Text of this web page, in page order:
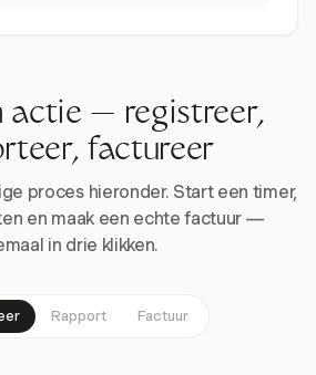
actie — registreer,
factureer
proces hieronder. Start een timer,
en maak een echte factuur —
in drie klikken.
Rapport Factuur